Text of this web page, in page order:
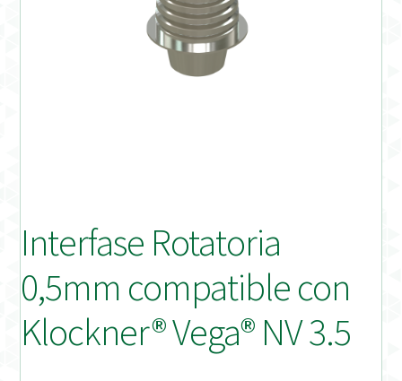
Mi cuenta
On-line Store
Productos Favoritos
Interfase Rotatoria
0,5mm compatible con
Klockner® Vega® NV 3.5